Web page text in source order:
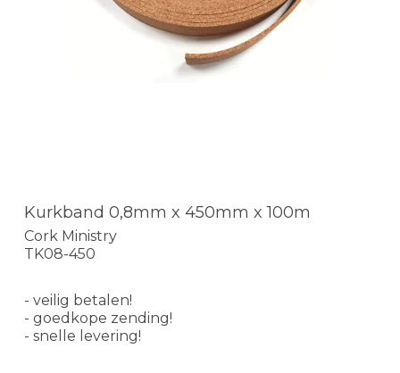
Kurkband 0,8mm x 450mm x 100m
Cork Ministry
TK08-450
- veilig betalen!
- goedkope zending!
- snelle levering!